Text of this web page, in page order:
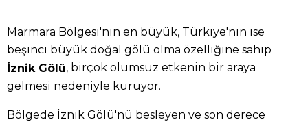
Marmara Bölgesi'nin en büyük, Türkiye'nin ise
beşinci büyük doğal gölü olma özelliğine sahip
İznik Gölü, birçok olumsuz etkenin bir araya
gelmesi nedeniyle kuruyor.
Bölgede İznik Gölü'nü besleyen ve son derece